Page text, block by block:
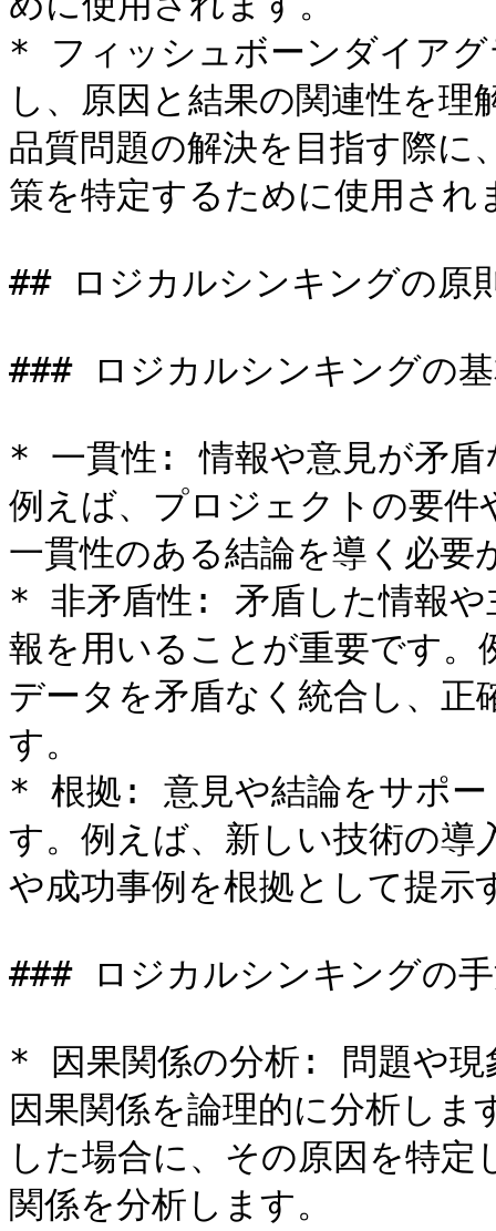
* フィッシュボーンダイア
し、原因と結果の関連性を
品質問題の解決を目指す際に
策を特定するために使用され
## ロジカルシンキングの原
### ロジカルシンキングの
* 一貫性: 情報や意見が矛盾
例えば、プロジェクトの要
一貫性のある結論を導く必要
* 非矛盾性: 矛盾した情報や
報を用いることが重要です
データを矛盾なく統合し、正
す。
* 根拠: 意見や結論をサポー
す。例えば、新しい技術の導
や成功事例を根拠として提示
### ロジカルシンキングの
* 因果関係の分析: 問題や現
因果関係を論理的に分析し
した場合に、その原因を特
関係を分析します。